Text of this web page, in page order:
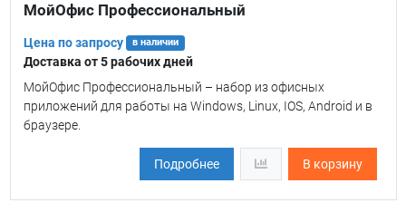
МойОфис Профессиональный
Цена по запросу в наличии
Доставка от 5 рабочих дней
МойОфис Профессиональный – набор из офисных
приложений для работы на Windows, Linux, IOS, Android и в
браузере.
Подробнее В корзину